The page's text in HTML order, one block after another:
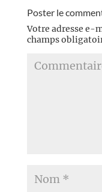
Poster le
Votre adresse e-
champs